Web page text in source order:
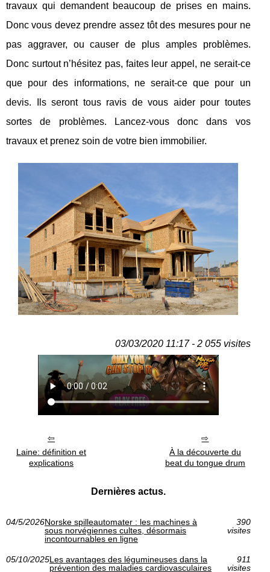
travaux qui demandent beaucoup de prises en mains.
Donc vous devez prendre assez tôt des mesures pour ne
pas aggraver, ou causer de plus amples problèmes.
Donc surtout n’hésitez pas, faites leur appel, ne serait-ce
que pour des informations, ne serait-ce que pour un
devis. Ils seront tous ravis de vous aider pour toutes
sortes de problèmes. Lancez-vous donc dans vos
travaux et prenez soin de votre bien immobilier.
03/03/2020 11:17 - 2 055 visites
Laine: définition et
explications
À la découverte du
beat du tongue drum
Dernières actus.
04/5/2026Norske spilleautomater : les machines à
sous norvégiennes cultes, désormais
incontournables en ligne
390
visites
05/10/2025Les avantages des légumineuses dans la
prévention des maladies cardiovasculaires
911
visites